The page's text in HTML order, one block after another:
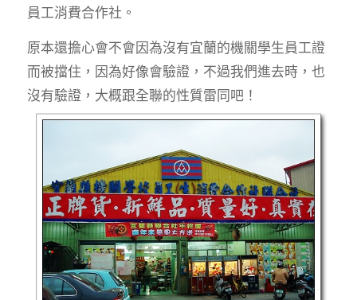
員工消費合作社。
原本還擔心會不會因為沒有宜蘭的機關學生員工證
而被擋住，因為好像會驗證，不過我們進去時，也
沒有驗證，大概跟全聯的性質雷同吧！